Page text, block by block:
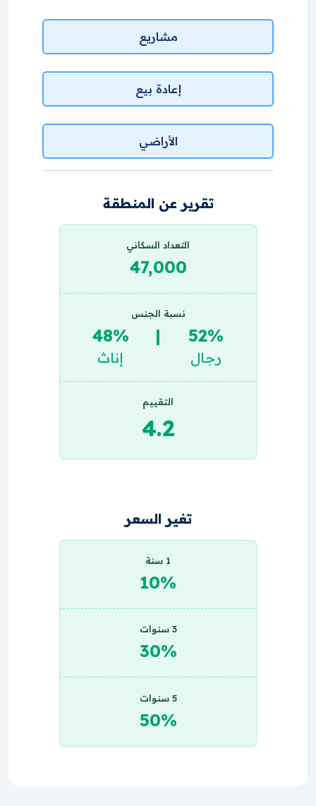
مشاريع
إعادة بيع
الأراضي
تقرير عن المنطقة
التعداد السكاني
47,000
نسبة الجنس
52%
رجال
|
48%
إناث
التقييم
4.2
تغير السعر
1 سنة
10%
3 سنوات
30%
5 سنوات
50%